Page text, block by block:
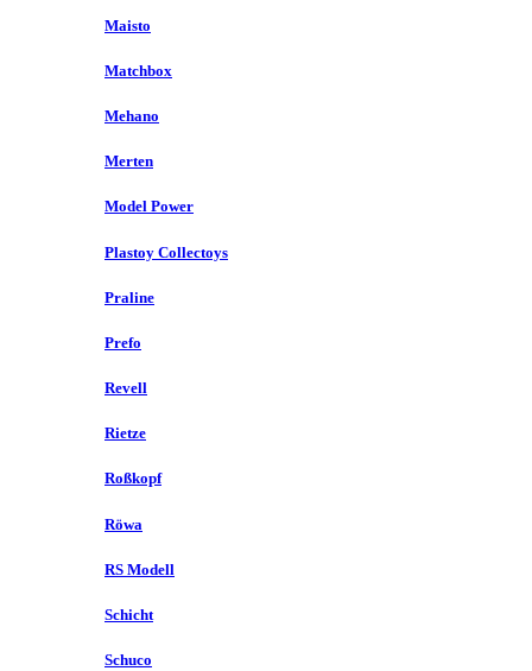
Maisto
Matchbox
Mehano
Merten
Model Power
Plastoy Collectoys
Praline
Prefo
Revell
Rietze
Roßkopf
Röwa
RS Modell
Schicht
Schuco